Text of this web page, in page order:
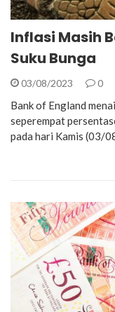
Inflasi Masih
Suku Bunga
03/08/2023 0
Bank of England
seperempat
pada hari Kamis (03/